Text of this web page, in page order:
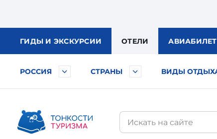
ГИДЫ И ЭКСКУРСИИ ОТЕЛИ АВИА
РОССИЯ СТРАНЫ ВИДЫ